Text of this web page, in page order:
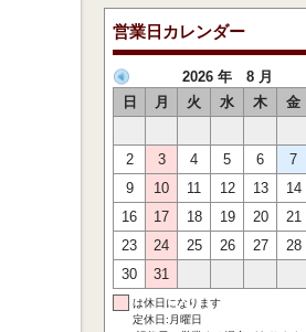
営業日カレンダー
2026 年 8 月
日
月 火 水 木 金
2
3 4 5 6 7
9
10 11 12 13 14
16
17 18 19 20 21
23
24 25 26 27 28
30
31
は休日になります
定休日:月曜日